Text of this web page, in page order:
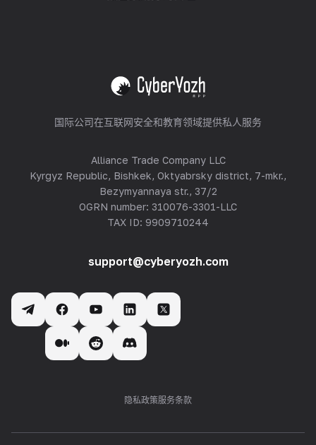
转售
查看全部
国际公司在互联网安全和教育领域提供私人服务
Alliance Trade Company LLC
Kyrgyz Republic, Bishkek, Oktyabrsky district, 7-mkr.,
Bezymyannaya str., 37/2
OGRN number: 310076-3301-LLC
TAX ID: 9909710244
support@cyberyozh.com
隐私政策服务条款